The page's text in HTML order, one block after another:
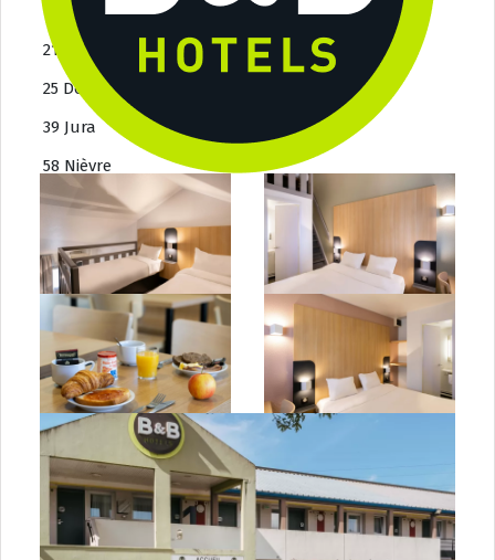
Bourgogne-Franche-Comté
21 Côte-d’Or
25 Doubs
39 Jura
58 Nièvre
70 Haute-Saône
71 Saône-et-Loire
89 Yonne
90 Territoire-de-Belfort
Bretagne
22 Côtes d’Armor
29 Finistère
35 Île-et-Vilaine
56 Morbihan
Centre-Val de Loire